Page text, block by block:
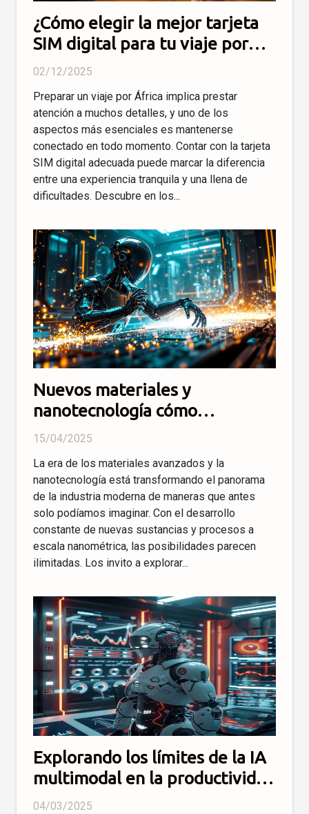
¿Cómo elegir la mejor tarjeta
SIM digital para tu viaje por
África?
02/12/2025
Preparar un viaje por África implica prestar
atención a muchos detalles, y uno de los
aspectos más esenciales es mantenerse
conectado en todo momento. Contar con la tarjeta
SIM digital adecuada puede marcar la diferencia
entre una experiencia tranquila y una llena de
dificultades. Descubre en los...
Nuevos materiales y
nanotecnología cómo
cambiarán la industria
15/04/2025
La era de los materiales avanzados y la
nanotecnología está transformando el panorama
de la industria moderna de maneras que antes
solo podíamos imaginar. Con el desarrollo
constante de nuevas sustancias y procesos a
escala nanométrica, las posibilidades parecen
ilimitadas. Los invito a explorar...
Explorando los límites de la IA
multimodal en la productividad
empresarial
04/03/2025